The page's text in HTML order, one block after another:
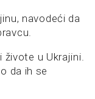
navodeći da
živote u Ukrajini.
da ih se